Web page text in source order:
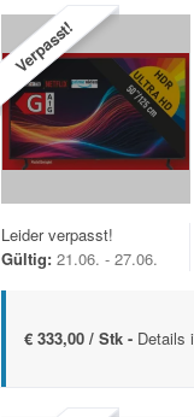
Verpasst!
Leider verpasst!
Gültig: 21.06. - 27.06.
€ 333,00 / Stk - Details